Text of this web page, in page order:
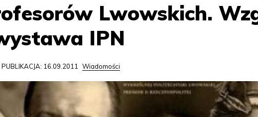
Lwowskich.
IPN
16.09.2011 Wiadomości